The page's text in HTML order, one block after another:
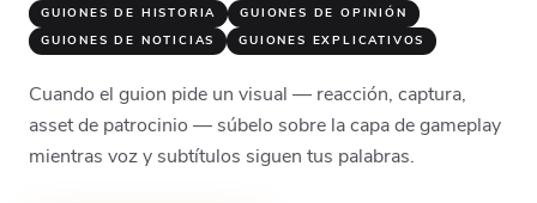
GUIONES DE HISTORIA
GUIONES DE OPINIÓN
GUIONES DE NOTICIAS
GUIONES EXPLICATIVOS
Cuando el guion pide un visual — reacción, captura,
asset de patrocinio — súbelo sobre la capa de gameplay
mientras voz y subtítulos siguen tus palabras.